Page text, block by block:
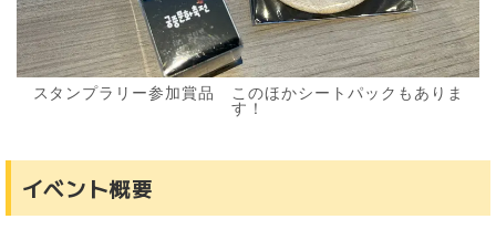
スタンプラリー参加賞品 このほかシートパックもありま
す！
イベント概要